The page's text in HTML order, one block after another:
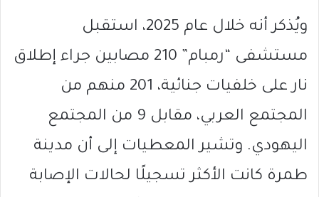
ويُذكر أنه خلال عام 2025، استقبل
مستشفى “رمبام” 210 مصابين جراء إطلاق
نار على خلفيات جنائية، 201 منهم من
المجتمع العربي، مقابل 9 من المجتمع
اليهودي. وتشير المعطيات إلى أن مدينة
طمرة كانت الأكثر تسجيلًا لحالات الإصابة